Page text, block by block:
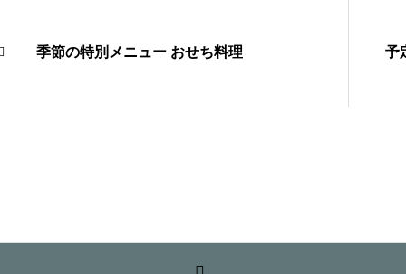
季節の特別メニュー おせち料理 予